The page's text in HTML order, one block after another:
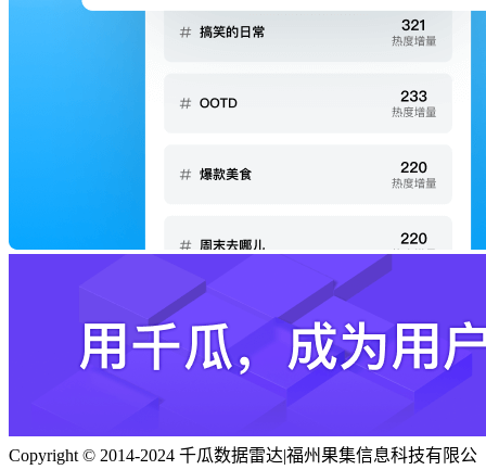
Copyright © 2014-2024 千瓜数据雷达|福州果集信息科技有限公